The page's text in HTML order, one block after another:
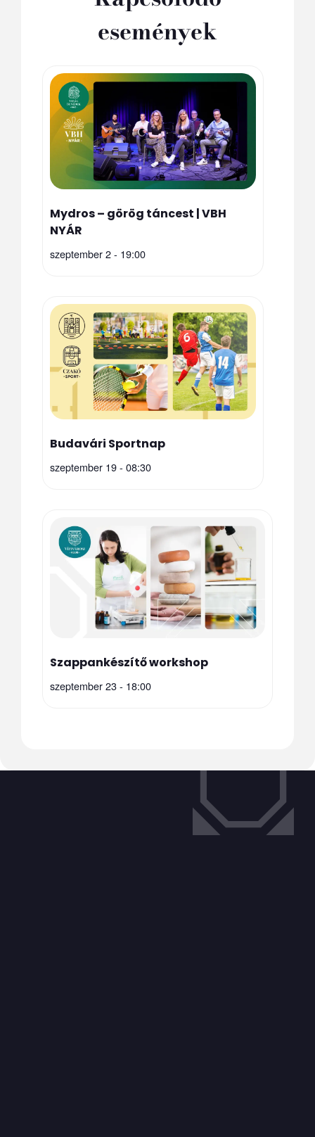
események
Mydros – görög táncest | VBH
NYÁR
szeptember 2 - 19:00
Budavári Sportnap
szeptember 19 - 08:30
Szappankészítő workshop
szeptember 23 - 18:00